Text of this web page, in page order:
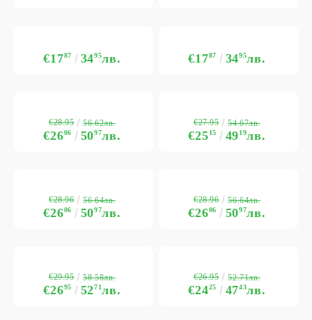
€1787 3495лв. €1787 3495лв.
€2606 5097лв.
€28.95 56.62лв.
€2515 4919лв.
€27.95 54.67лв.
€2606 5097лв.
€28.96 56.64лв.
€2606 5097лв.
€28.96 56.64лв.
€2695 5271лв.
€29.95 58.58лв.
€2425 4743лв.
€26.95 52.71лв.